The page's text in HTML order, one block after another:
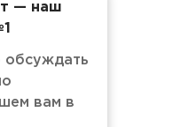
— наш
обсуждать
вам в